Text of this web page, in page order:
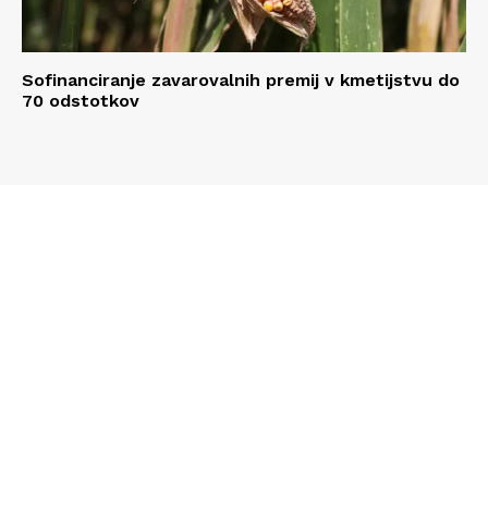
Sofinanciranje zavarovalnih premij v kmetijstvu do
70 odstotkov